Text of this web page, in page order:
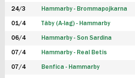
FUTSAL DAM
24/3 Hammarby - Brommapojkarna
01/4 Täby (A-lag) - Hammarby
06/4 Hammarby - Son Sardina
07/4 Hammarby - Real Betis
07/4 Benfica - Hammarby